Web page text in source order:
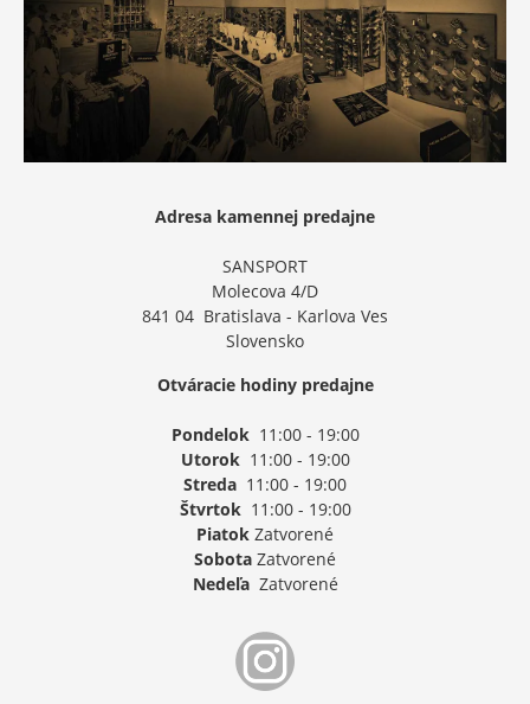
Adresa kamennej predajne
SANSPORT
Molecova 4/D
841 04 Bratislava - Karlova Ves
Slovensko
Otváracie hodiny predajne
Pondelok11:00 - 19:00
Utorok11:00 - 19:00
Streda 11:00 - 19:00
Štvrtok11:00 - 19:00
Piatok Zatvorené
Sobota Zatvorené
NedeľaZatvorené